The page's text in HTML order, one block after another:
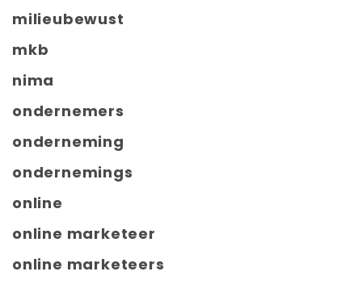
milieubewust
mkb
nima
ondernemers
onderneming
ondernemings
online
online marketeer
online marketeers